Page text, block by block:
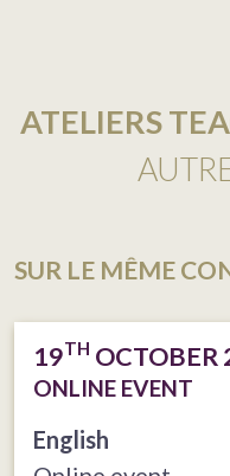
ATELIERS
SUR LE MÊME
19TH OCTOBER
ONLINE EVENT
English